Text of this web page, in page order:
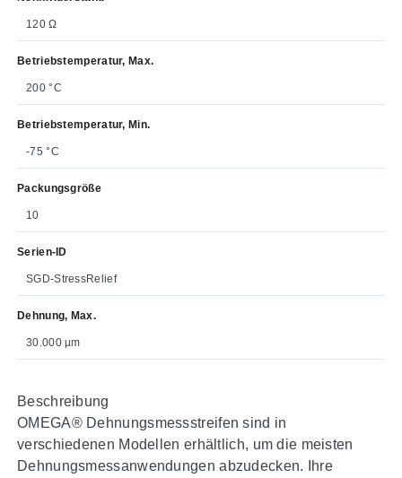
120 Ω
Betriebstemperatur, Max.
200 °C
Betriebstemperatur, Min.
-75 °C
Packungsgröße
10
Serien-ID
SGD-StressRelief
Dehnung, Max.
30.000 µm
Beschreibung
OMEGA® Dehnungsmessstreifen sind in
verschiedenen Modellen erhältlich, um die meisten
Dehnungsmessanwendungen abzudecken. Ihre